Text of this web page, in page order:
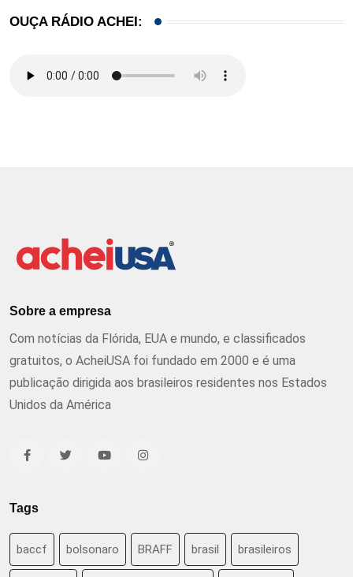
OUÇA RÁDIO ACHEI:
Sobre a empresa
Com notícias da Flórida, EUA e mundo, e classificados
gratuitos, o AcheiUSA foi fundado em 2000 e é uma
publicação dirigida aos brasileiros residentes nos Estados
Unidos da América
Tags
baccf bolsonaro BRAFF brasil brasileiros